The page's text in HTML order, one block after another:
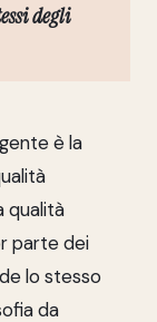
degli
è la
qualità
parte dei
lo stesso
da